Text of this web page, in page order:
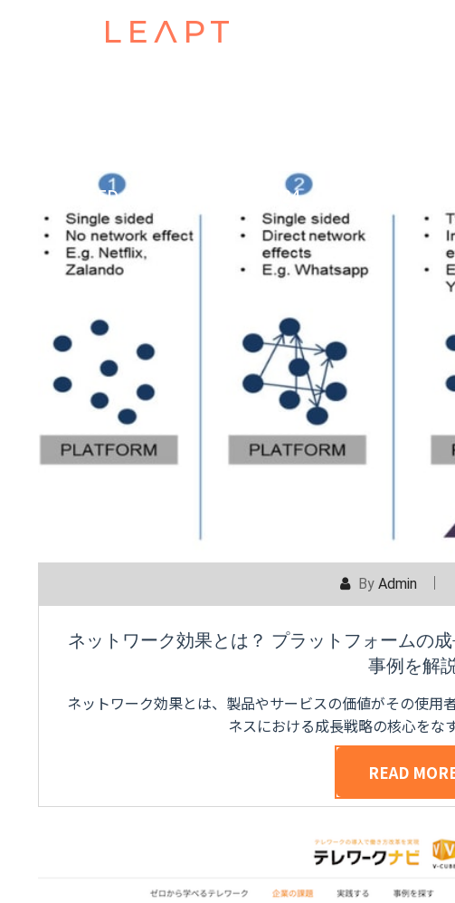
POSTED ON FEBRUARY 29, 2024
By Admin
ネットワーク効果とは？ プラットフォームの
事例を解説
ネットワーク効果とは、製品やサービスの価値がその使用
ネスにおける成長戦略の核心を
READ